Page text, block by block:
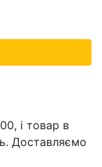
і товар в
Доставляємо